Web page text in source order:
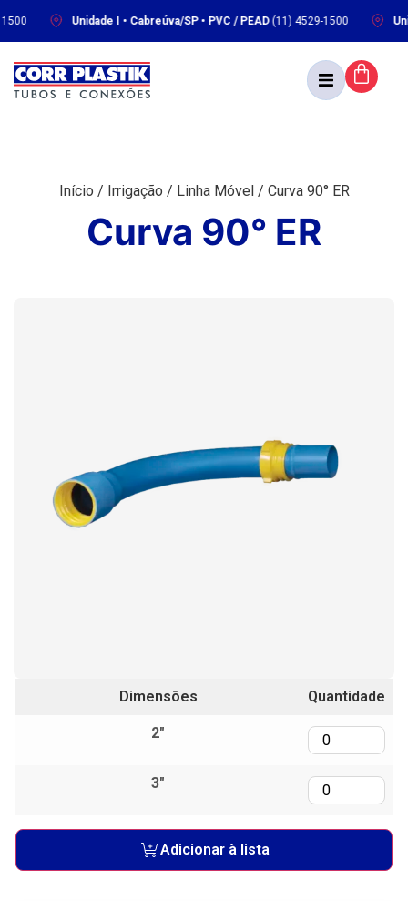
Unidade I • Cabreúva/SP • PVC / PEAD(11) 4529-1500
Início / Irrigação / Linha Móvel / Curva 90° ER
Curva 90° ER
Dimensões Quantidade
2"
3"
Adicionar à lista